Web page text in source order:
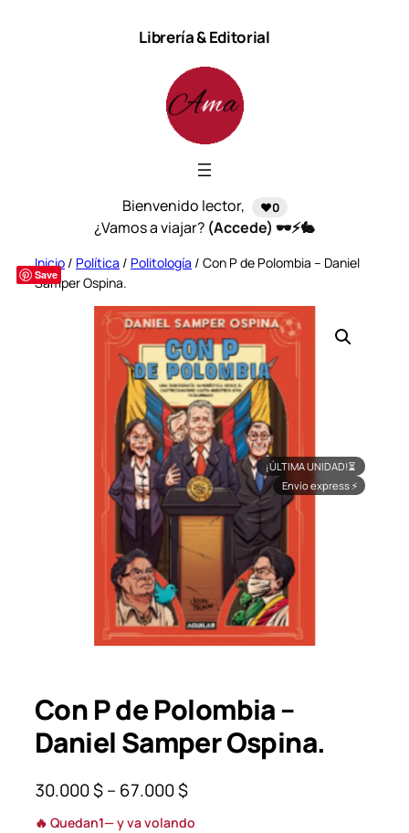
Librería & Editorial
Bienvenido lector, ❤️0
¿Vamos a viajar? (Accede) 🕶️⚡🐇
Save
Inicio / Política / Politología / Con P de Polombia – Daniel
Samper Ospina.
¡ÚLTIMA UNIDAD!⏳
Envío express ⚡
Con P de Polombia –
Daniel Samper Ospina.
30.000$– 67.000$P
r
🔥 Quedan1— y va volando